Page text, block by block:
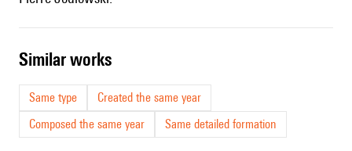
similar works
Same type
Created the same year
Composed the same year
Same detailed formation